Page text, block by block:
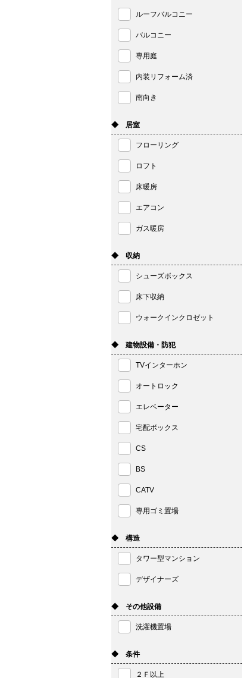
ルーフバルコニー
バルコニー
専用庭
内装リフォーム済
南向き
◆ 居室
フローリング
ロフト
床暖房
エアコン
ガス暖房
◆ 収納
シューズボックス
床下収納
ウォークインクロゼット
◆ 建物設備・防犯
TVインターホン
オートロック
エレベーター
宅配ボックス
CS
BS
CATV
専用ゴミ置場
◆ 構造
タワー型マンション
デザイナーズ
◆ その他設備
洗濯機置場
◆ 条件
２Ｆ以上